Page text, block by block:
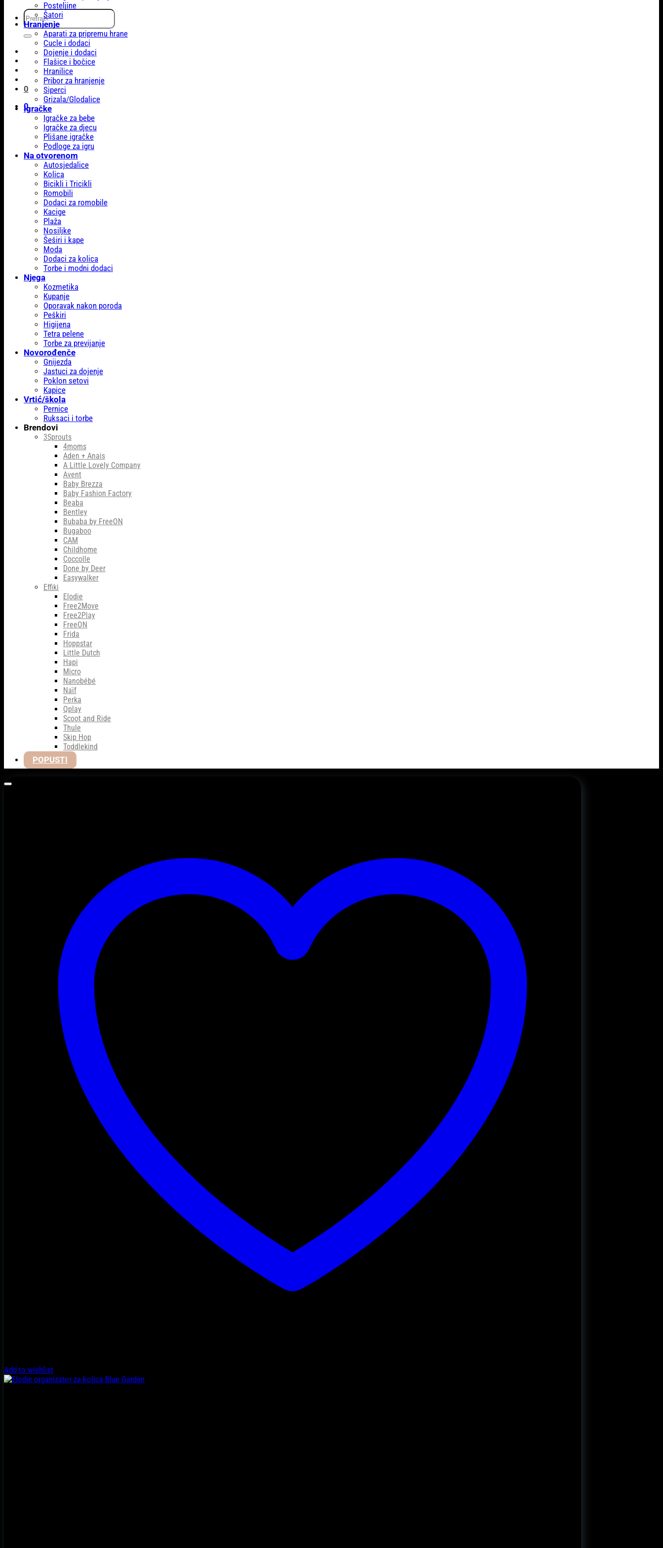
Pretraži:
0
0
Posteljine
Šatori
Hranjenje
Aparati za pripremu hrane
Cucle i dodaci
Dojenje i dodaci
Flašice i bočice
Hranilice
Pribor za hranjenje
Siperci
Grizala/Glodalice
Igračke
Igračke za bebe
Igračke za djecu
Plišane igračke
Podloge za igru
Na otvorenom
Autosjedalice
Kolica
Bicikli i Tricikli
Romobili
Dodaci za romobile
Kacige
Plaža
Nosiljke
Šeširi i kape
Moda
Dodaci za kolica
Torbe i modni dodaci
Njega
Kozmetika
Kupanje
Oporavak nakon poroda
Peškiri
Higijena
Tetra pelene
Torbe za previjanje
Novorođenče
Gnijezda
Jastuci za dojenje
Poklon setovi
Kapice
Vrtić/škola
Pernice
Ruksaci i torbe
Brendovi
3Sprouts
4moms
Aden + Anais
A Little Lovely Company
Avent
Baby Brezza
Baby Fashion Factory
Beaba
Bentley
Bubaba by FreeON
Bugaboo
CAM
Childhome
Coccolle
Done by Deer
Easywalker
Effiki
Elodie
Free2Move
Free2Play
FreeON
Frida
Hoppstar
Little Dutch
Hapi
Micro
Nanobébé
Naïf
Perka
Qplay
Scoot and Ride
Thule
Skip Hop
Toddlekind
POPUSTI
Add to wishlist